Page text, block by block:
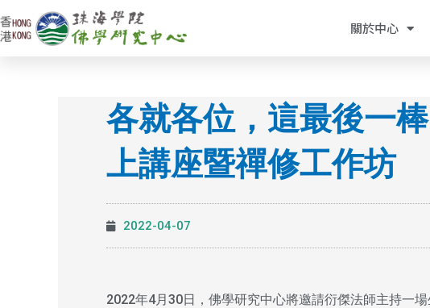
to
content
關於中心
各就各位，這最後一
上講座暨禪修工作坊
2022-04-07
2022年4月30日，佛學研究中心將邀請衍傑法師主持一